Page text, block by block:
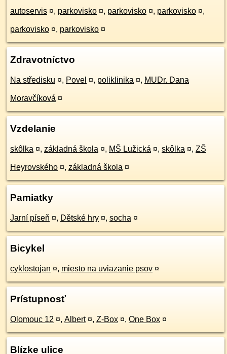
autoservis ¤, parkovisko ¤, parkovisko ¤, parkovisko ¤,
parkovisko ¤, parkovisko ¤
Zdravotníctvo
Na středisku ¤, Povel ¤, poliklinika ¤, MUDr. Dana
Moravčíková ¤
Vzdelanie
skôlka ¤, základná škola ¤, MŠ Lužická ¤, skôlka ¤, ZŠ
Heyrovského ¤, základná škola ¤
Pamiatky
Jarní píseň ¤, Dětské hry ¤, socha ¤
Bicykel
cyklostojan ¤, miesto na uviazanie psov ¤
Prístupnosť
Olomouc 12 ¤, Albert ¤, Z-Box ¤, One Box ¤
Blízke ulice